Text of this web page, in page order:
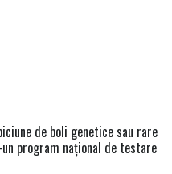
de boli genetice sau rare
program național de testare